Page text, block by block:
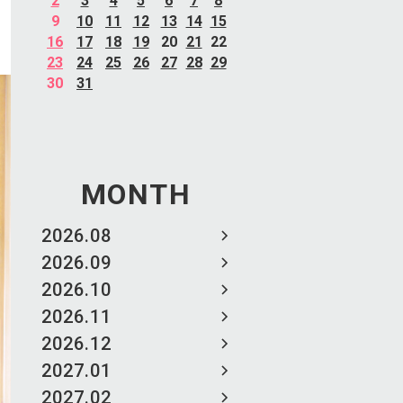
9
10 11 12 13 14 15
16
17 18 19 20 21
22
23
24 25 26 27 28 29
30
31
MONTH
2026.08
2026.09
2026.10
2026.11
2026.12
2027.01
2027.02